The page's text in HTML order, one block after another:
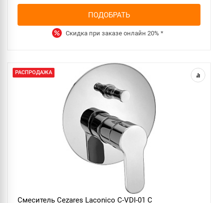
ПОДОБРАТЬ
Скидка при заказе онлайн 20% *
РАСПРОДАЖА
Смеситель Cezares Laconico C-VDI-01 С